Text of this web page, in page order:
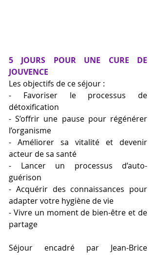
5 JOURS POUR UNE CURE DE
JOUVENCE
Les objectifs de ce séjour :
- Favoriser le processus de
détoxification
- S’offrir une pause pour régénérer
l’organisme
- Améliorer sa vitalité et devenir
acteur de sa santé
- Lancer un processus d’auto-
guérison
- Acquérir des connaissances pour
adapter votre hygiène de vie
- Vivre un moment de bien-être et de
partage
Séjour encadré par Jean-Brice